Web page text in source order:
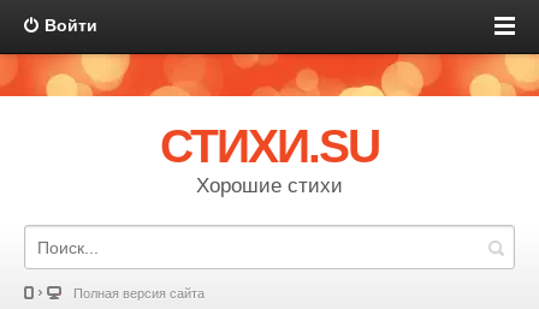
Войти
СТИХИ.SU
Хорошие стихи
Полная версия сайта